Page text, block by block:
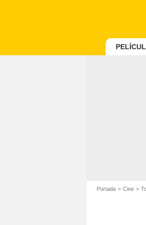
Portada Cine